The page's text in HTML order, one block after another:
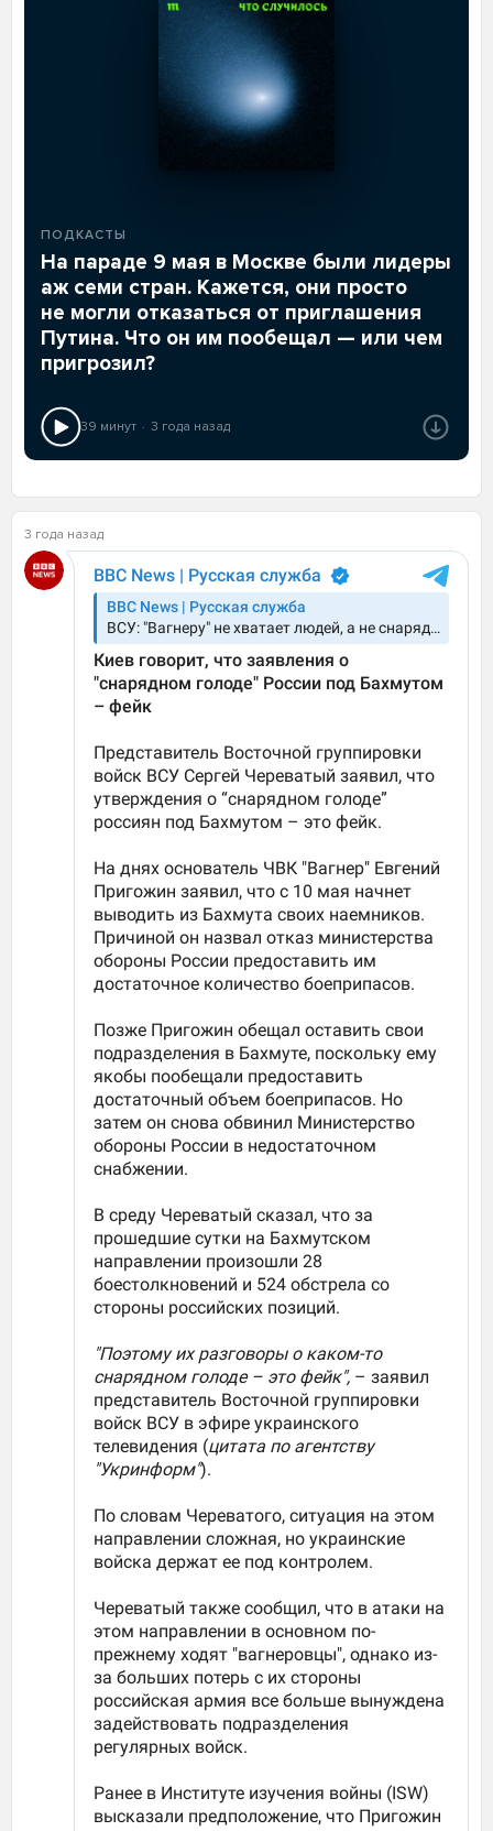
ПОДКАСТЫ
На параде 9 мая в Москве были лидеры
аж семи стран. Кажется, они просто
не могли отказаться от приглашения
Путина. Что он им пообещал — или чем
пригрозил?
39 минут 3 года назад
3 года назад